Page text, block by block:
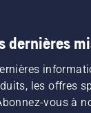
dernières
les offres
vous à